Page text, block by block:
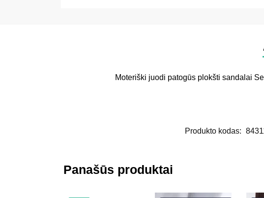
Moteriški juodi patogūs plokšti sandalai
Produkto kodas:
Panašūs produktai